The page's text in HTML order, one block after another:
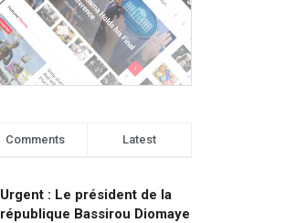
Comments Latest
Urgent : Le président de la
république Bassirou Diomaye